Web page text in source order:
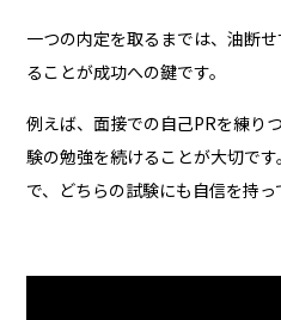
一つの内定を取るまでは、油断
ることが成功への鍵です。
例えば、面接での自己PRを練り
験の勉強を続けることが大切で
で、どちらの試験にも自信を持っ